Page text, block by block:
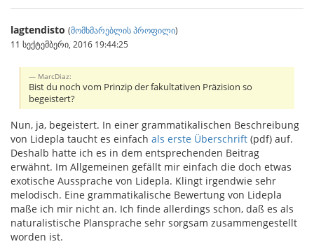
lagtendisto (მომხმარებლის პროფილი)
11 სექტემბერი, 2016 19:44:25
MarcDiaz:
Bist du noch vom Prinzip der fakultativen Präzision so
begeistert?
Nun, ja, begeistert. In einer grammatikalischen Beschreibung
von Lidepla taucht es einfach als erste Überschrift (pdf) auf.
Deshalb hatte ich es in dem entsprechenden Beitrag
erwähnt. Im Allgemeinen gefällt mir einfach die doch etwas
exotische Aussprache von Lidepla. Klingt irgendwie sehr
melodisch. Eine grammatikalische Bewertung von Lidepla
maße ich mir nicht an. Ich finde allerdings schon, daß es als
naturalistische Plansprache sehr sorgsam zusammengestellt
worden ist.